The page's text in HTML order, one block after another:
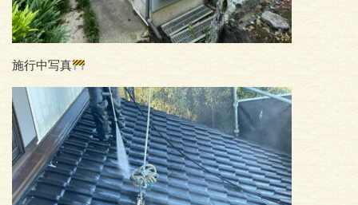
施行中写真